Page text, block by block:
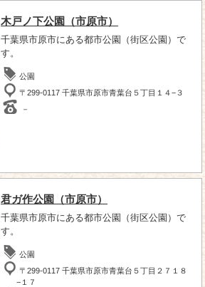
木戸ノ下公園（市原市）
千葉県市原市にある都市公園（街区公園）で
す。
公園
〒299-0117 千葉県市原市青葉台５丁目１４−３
－
君ガ作公園（市原市）
千葉県市原市にある都市公園（街区公園）で
す。
公園
〒299-0117 千葉県市原市青葉台５丁目２７１８
−１７